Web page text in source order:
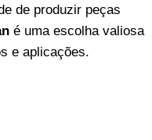
de produzir peças
é uma escolha valiosa
e aplicações.